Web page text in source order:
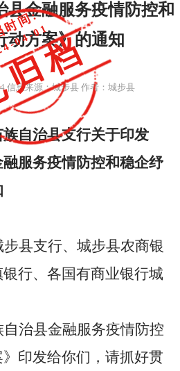
县金融服务疫情防控和
动方案》的通知
信息来源：城步县 作者：城步县
自治县支行关于印发
融服务疫情防控和稳企纾
县支行、城步县农商银
行、各国有商业银行城
治县金融服务疫情防控
印发给你们，请抓好贯
间:
04-01档